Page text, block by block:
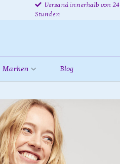
Versand innerhalb von 24
Stunden
Marken Blog